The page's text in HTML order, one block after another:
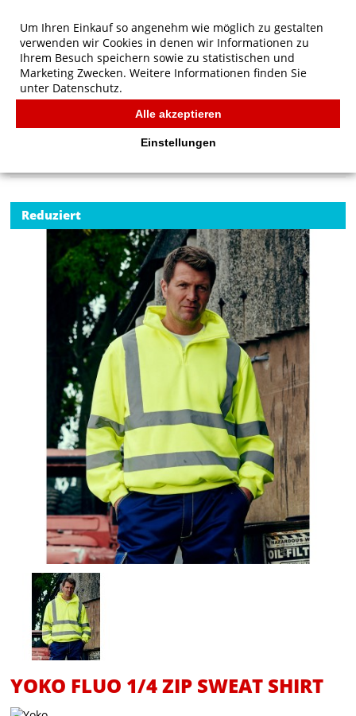
Yoko Fluo 1/4 Zip Sweat Shirt
Reduziert
YOKO FLUO 1/4 ZIP SWEAT SHIRT
Um Ihren Einkauf so angenehm wie möglich zu gestalten
verwenden wir Cookies in denen wir Informationen zu
Ihrem Besuch speichern sowie zu statistischen und
Marketing Zwecken. Weitere Informationen finden Sie
unter Datenschutz.
Alle akzeptieren
Einstellungen